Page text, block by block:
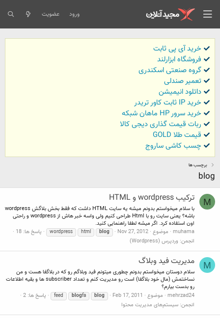
ورود عضویت
خرید آی پی ثابت
فروشگاه ابزارلند
گروه صنعتی اسکندری
تعمیر صندلی
داتلود انیمیشن
خرید IP ثابت کاور تریدر
خرید سرور HP ماهان شبکه
ربات قیمت گذاری دیجی کالا
قیمت طلا GOLD
چسب کاشی ساروج
برچسب ها
blog
M ترکیب wordpress و HTML
با سلام میخواستم بدونم میشه یه سایت HTML داشت که فقط بخش بلاگش wordpress
باشه؟ یعنی سایت رو با Html طراحی کنیم ولی واسه خبر هاش از wordpress و راحتی
اون استفاده کرد. اگر میشه لطفا راهنمایی کنید.
muhama موضوع Nov 27, 2012
blog
html
wordpress
پاسخ ها: 18
انجمن: وردپرس (Wordpress)
M مدیریت فید وبلاگ
سلام دوستان میخواستم بدونم چطوری میتونم فید وبلاگم رو که در بلاگفا هست و من
نساختمش (مال خود بلاگفا) است رو مدیریت کنم و تعداد subscriber ها و بقیه اطلاعات
رو بدست بیارم؟
mehrzad24 موضوع Feb 17, 2011
blog
blogfa
feed
پاسخ ها: 2
انجمن: سیستم‌های مدیریت محتوا